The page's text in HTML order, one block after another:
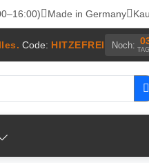
Made in Germany
Code: HITZEFREI Noch: